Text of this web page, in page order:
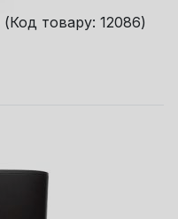
(Код товару: 12086)